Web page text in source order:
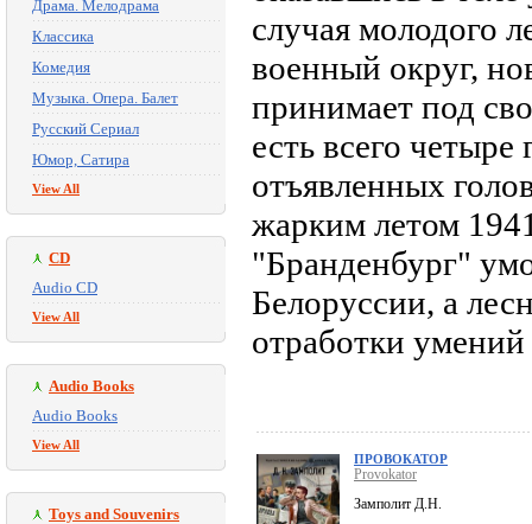
Драма. Мелодрама
Классика
Комедия
Музыка. Опера. Балет
Русский Сериал
Юмор, Сатира
View All
CD
Audio CD
View All
Audio Books
Audio Books
View All
Toys and Souvenirs
случая молодого
военный округ,
принимает под
есть всего
отъявленных
жарким летом
"Бранденбург"
Белоруссии, а
отработки
ПРОВОКАТОР
Provokator
Замполит Д.Н.